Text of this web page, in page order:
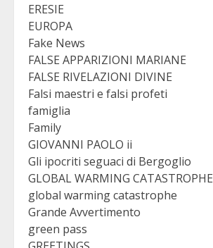
ERESIE
EUROPA
Fake News
FALSE APPARIZIONI MARIANE
FALSE RIVELAZIONI DIVINE
Falsi maestri e falsi profeti
famiglia
Family
GIOVANNI PAOLO ii
Gli ipocriti seguaci di Bergoglio
GLOBAL WARMING CATASTROPHE
global warming catastrophe
Grande Avvertimento
green pass